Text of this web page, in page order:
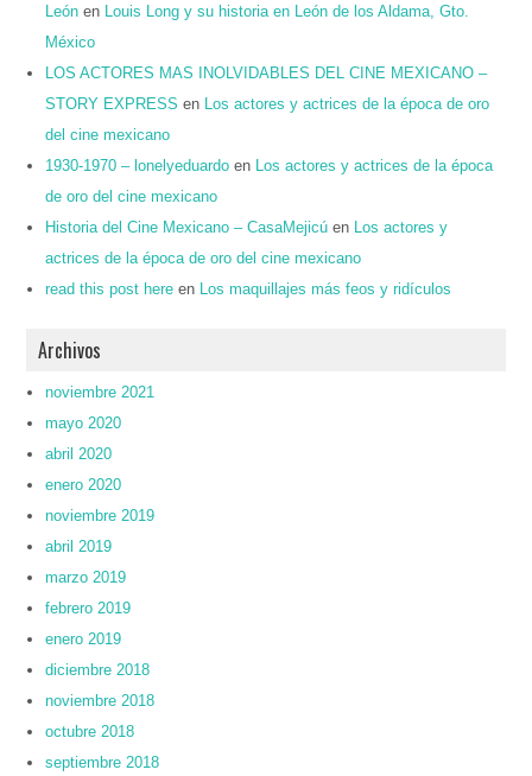
León en
Louis Long y su historia en León de los Aldama, Gto.
México
LOS ACTORES MAS INOLVIDABLES DEL CINE MEXICANO –
STORY EXPRESS en
Los actores y actrices de la época de oro
del cine mexicano
1930-1970 – lonelyeduardo en
Los actores y actrices de la época
de oro del cine mexicano
Historia del Cine Mexicano – CasaMejicú en
Los actores y
actrices de la época de oro del cine mexicano
read this post here en Los maquillajes más feos y ridículos
Archivos
noviembre 2021
mayo 2020
abril 2020
enero 2020
noviembre 2019
abril 2019
marzo 2019
febrero 2019
enero 2019
diciembre 2018
noviembre 2018
octubre 2018
septiembre 2018